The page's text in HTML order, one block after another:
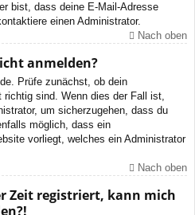
bist, dass deine E-Mail-Adresse
einen Administrator.
Nach oben
anmelden?
Prüfe zunächst, ob dein
richtig sind. Wenn dies der Fall ist,
um sicherzugehen, dass du
möglich, dass ein
vorliegt, welches ein Administrator
Nach oben
Zeit registriert, kann mich